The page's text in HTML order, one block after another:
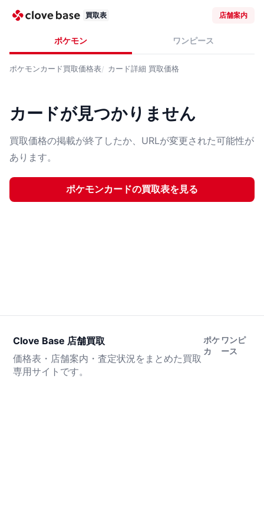
買取表 店舗案内
ポケモン ワンピース
ポケモンカード買取価格表 カード詳細 買取価格
カードが見つかりません
買取価格の掲載が終了したか、URLが変更された可能性が
あります。
ポケモンカードの買取表を見る
Clove Base 店舗買取
価格表・店舗案内・査定状況をまとめた買取
専用サイトです。
ポケ
カ
ワンピ
ース